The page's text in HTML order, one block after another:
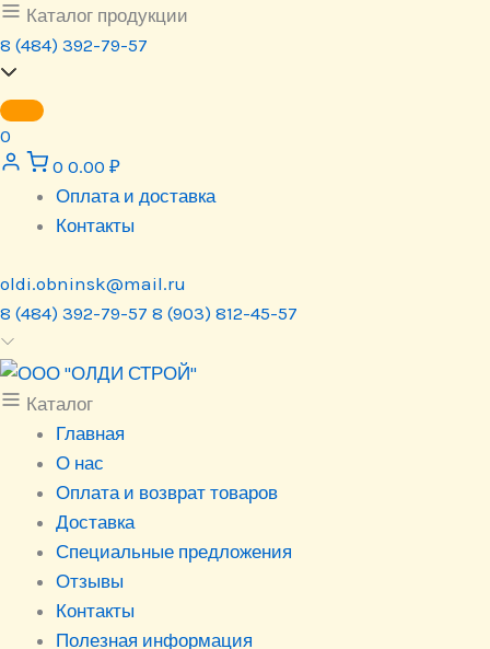
Перейти
к
содержимому
Каталог продукции
8 (484) 392-79-57
0
0 0.00 ₽
Оплата и доставка
Контакты
oldi.obninsk@mail.ru
8 (484) 392-79-57 8 (903) 812-45-57
Каталог
Главная
О нас
Оплата и возврат товаров
Доставка
Специальные предложения
Отзывы
Контакты
Полезная информация